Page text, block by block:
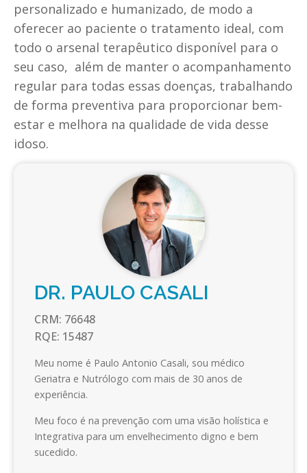
personalizado e humanizado, de modo a
oferecer ao paciente o tratamento ideal, com
todo o arsenal terapêutico disponível para o
seu caso, além de manter o acompanhamento
regular para todas essas doenças, trabalhando
de forma preventiva para proporcionar bem-
estar e melhora na qualidade de vida desse
idoso.
DR. PAULO CASALI
CRM: 76648
RQE: 15487
Meu nome é Paulo Antonio Casali, sou médico
Geriatra e Nutrólogo com mais de 30 anos de
experiência.
Meu foco é na prevenção com uma visão holística e
Integrativa para um envelhecimento digno e bem
sucedido.